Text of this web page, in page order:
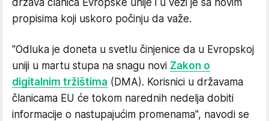
država članica Evropske unije i u vezi je sa novim
propisima koji uskoro počinju da važe.
"Odluka je doneta u svetlu činjenice da u Evropskoj
uniji u martu stupa na snagu novi Zakon o
digitalnim tržištima (DMA). Korisnici u državama
članicama EU će tokom narednih nedelja dobiti
informacije o nastupajućim promenama", navodi se